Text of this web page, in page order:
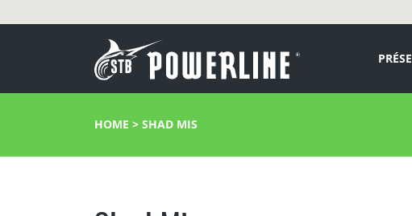
HOME > SHAD MIS